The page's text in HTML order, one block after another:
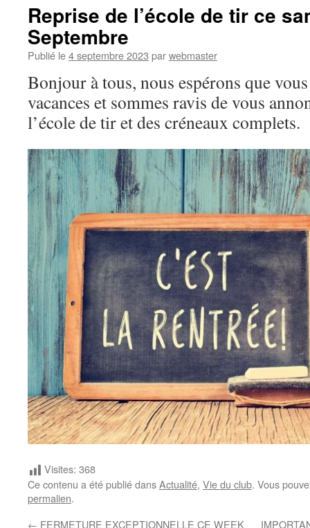
Reprise de l’école de tir ce
Septembre
Publié le4 septembre 2023 parwebmaster
Bonjour à tous, nous espérons que
vacances et sommes ravis de vous
l’école de tir et des créneaux complets.
Visites: 368
Ce contenu a été publié dansActualité, Vie du club. Vous
permalien.
← FERMETURE EXCEPTIONNELLE CE WEEK